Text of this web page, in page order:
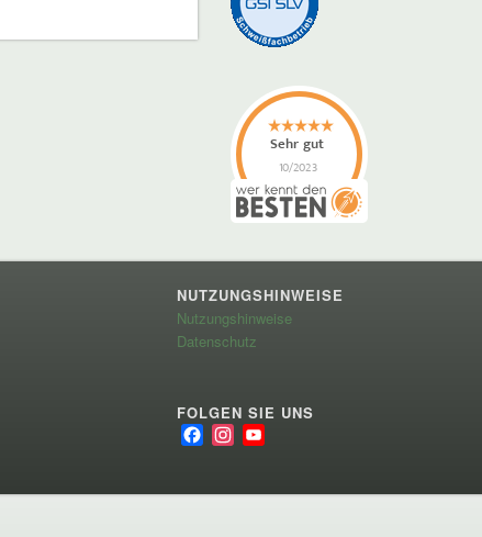
NUTZUNGSHINWEISE
Nutzungshinweise
Datenschutz
FOLGEN SIE UNS
FacebookInstagram